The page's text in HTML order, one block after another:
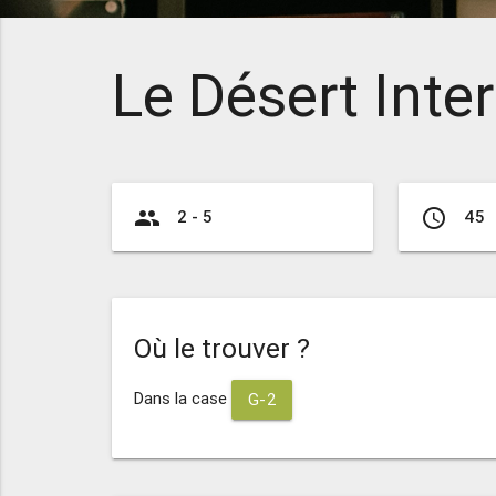
Le Désert
group 2 - 5 access_time 45
Où le trouver ?
Dans la case G-2